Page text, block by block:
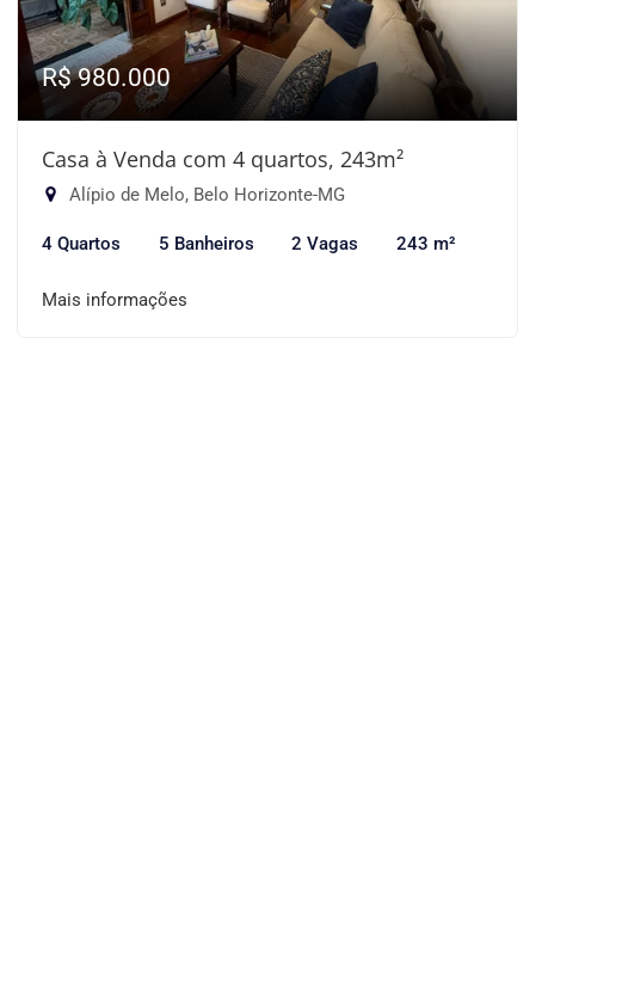
R$ 980.000
Casa à Venda com 4 quartos, 243m²
Alípio de Melo, Belo Horizonte-MG
4 Quartos 5 Banheiros 2 Vagas 243 m²
Mais informações